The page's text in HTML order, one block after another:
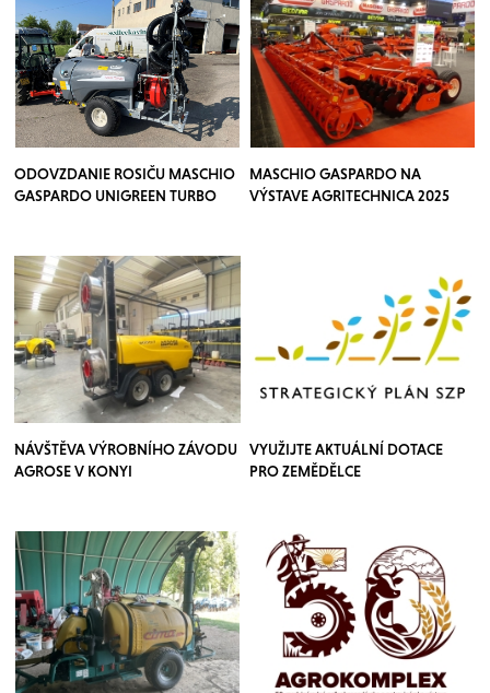
ODOVZDANIE ROSIČU MASCHIO
GASPARDO UNIGREEN TURBO
MASCHIO GASPARDO NA
VÝSTAVE AGRITECHNICA 2025
NÁVŠTĚVA VÝROBNÍHO ZÁVODU
AGROSE V KONYI
VYUŽIJTE AKTUÁLNÍ DOTACE
PRO ZEMĚDĚLCE